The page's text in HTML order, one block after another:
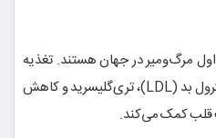
مرگ‌ومیر در جهان هستند. تغذیه
گیاهی با کاهش فشار خون، کلسترول بد (LDL)، تری‌گلیسرید و کاهش
قلب کمک می‌کند.